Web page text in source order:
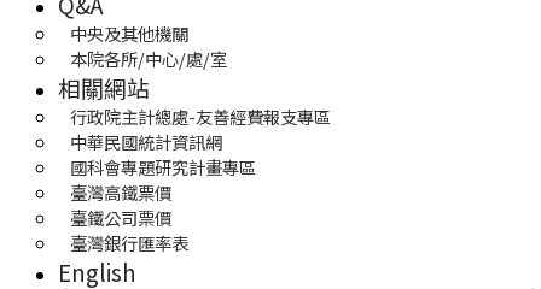
中央及其他機關
本院各所/中心/處/室
相關網站
行政院主計總處-友善經費報支專區
中華民國統計資訊網
國科會專題研究計畫專區
臺灣高鐵票價
臺鐵公司票價
臺灣銀行匯率表
English